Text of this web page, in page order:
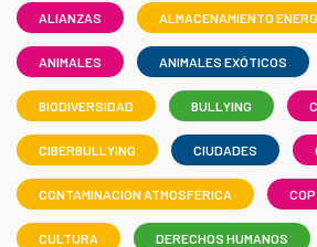
ALIANZAS ALMACENAMIENTO
ANIMALES ANIMALES EXÓTICOS
BIODIVERSIDAD BULLYING
CIBERBULLYING CIUDADES
CONTAMINACIÓN ATMOSFÉRICA COP
CULTURA DERECHOS HUMANOS